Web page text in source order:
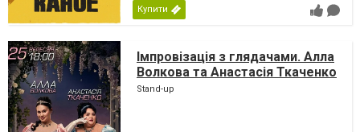
Купити
Імпровізація з глядачами. Алла
Волкова та Анастасія Ткаченко
Stand-up